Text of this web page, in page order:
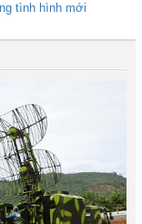
tình hình mới